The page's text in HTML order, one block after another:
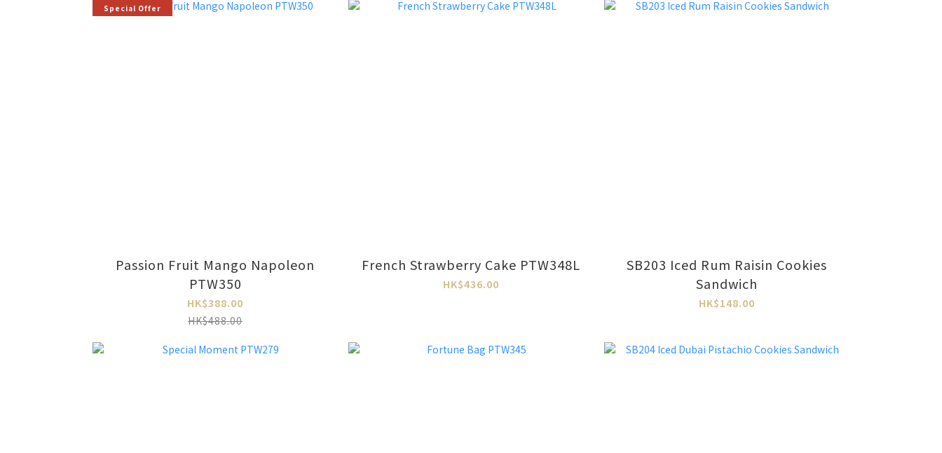
Special Offer
Passion Fruit Mango Napoleon
PTW350
HK$388.00
HK$488.00
French Strawberry Cake PTW348L
HK$436.00
SB203 Iced Rum Raisin Cookies
Sandwich
HK$148.00